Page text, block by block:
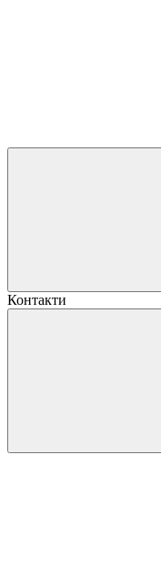
Контакти